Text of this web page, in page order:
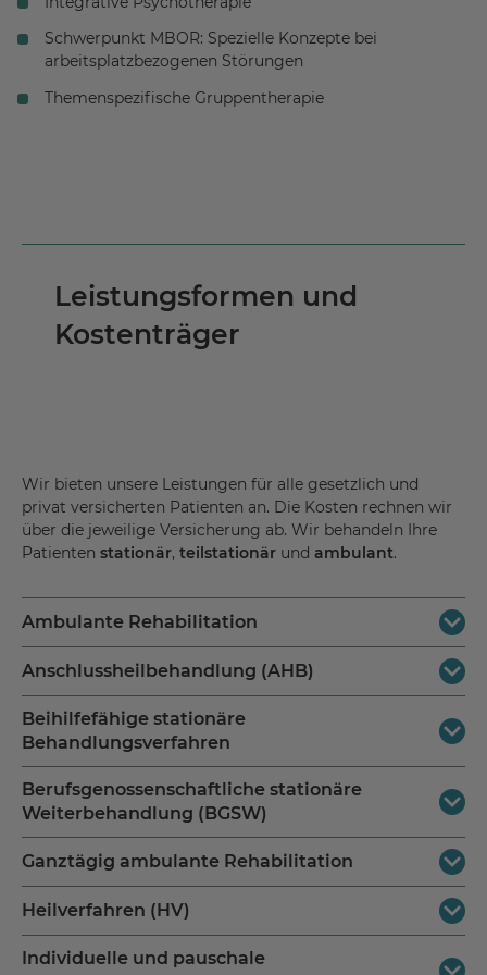
Diabetes mellitus Typ I und II
stabilisierenden oder korrigierenden Operationen an
der Wirbelsäule
konservativ oder operativ versorgten
Wirbelfrakturen
Schwerpunkt MBOR: Spezielle Konzepte bei
arbeitsplatzbezogenen Störungen
Themenspezifische Gruppentherapie
Leistungsformen und
Kostenträger
Wir bieten unsere Leistungen für alle gesetzlich und
privat versicherten Patienten an. Die Kosten rechnen wir
über die jeweilige Versicherung ab. Wir behandeln Ihre
Patienten stationär, teilstationär und ambulant.
Ambulante Rehabilitation
Beihilfe
Deutsche Rentenversicherung Bund/ Land (DRV)
Gesetzliche Krankenversicherung (GKV)
Gesetzliche Unfallversicherung (GUV)
Private Krankenversicherung (PKV)
Selbstzahler
Anschlussheilbehandlung (AHB)
Beihilfe
Deutsche Rentenversicherung Bund/ Land (DRV)
Private Krankenversicherung (PKV)
Selbstzahler
Berufsgenossenschaften (BG) für Erweiterte
Ambulante Physiotherapie (EAP)
Beihilfefähige stationäre
Behandlungsverfahren
Beihilfe
Berufsgenossenschaftliche stationäre
Weiterbehandlung (BGSW)
Gesetzliche Unfallversicherung (GUV)
Ganztägig ambulante Rehabilitation
Beihilfe
Deutsche Rentenversicherung Bund/ Land (DRV)
Heilverfahren (HV)
Deutsche Rentenversicherung Bund/ Land (DRV)
Individuelle und pauschale